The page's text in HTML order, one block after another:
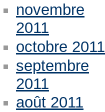
novembre
2011
octobre 2011
septembre
2011
août 2011